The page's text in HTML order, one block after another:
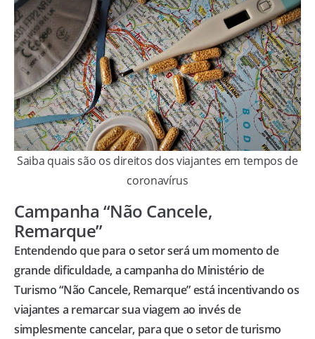
Saiba quais são os direitos dos viajantes em tempos de
coronavírus
Campanha “Não Cancele,
Remarque”
Entendendo que para o setor será um momento de
grande dificuldade, a campanha do Ministério de
Turismo “Não Cancele, Remarque” está incentivando os
viajantes a remarcar sua viagem ao invés de
simplesmente cancelar, para que o setor de turismo